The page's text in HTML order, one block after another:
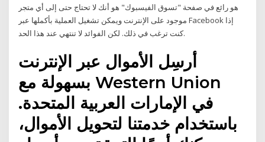
هو رائع في صفحة "تسوق الفيسبوك" هو أنك لا تحتاج حتى إلى أي متجر
موجود على الإنترنت ويمكن تشغيل العملية بأكملها عبر Facebook إذا
كنت ترغب في ذلك. لكن الفوائد لا تنتهي عند هذا الحد.
أرسِل الأموال عبر الإنترنت
بسهولة مع Western Union
في الإمارات العربية المتحدة.
باستخدام خدمتنا لتحويل الأموال،